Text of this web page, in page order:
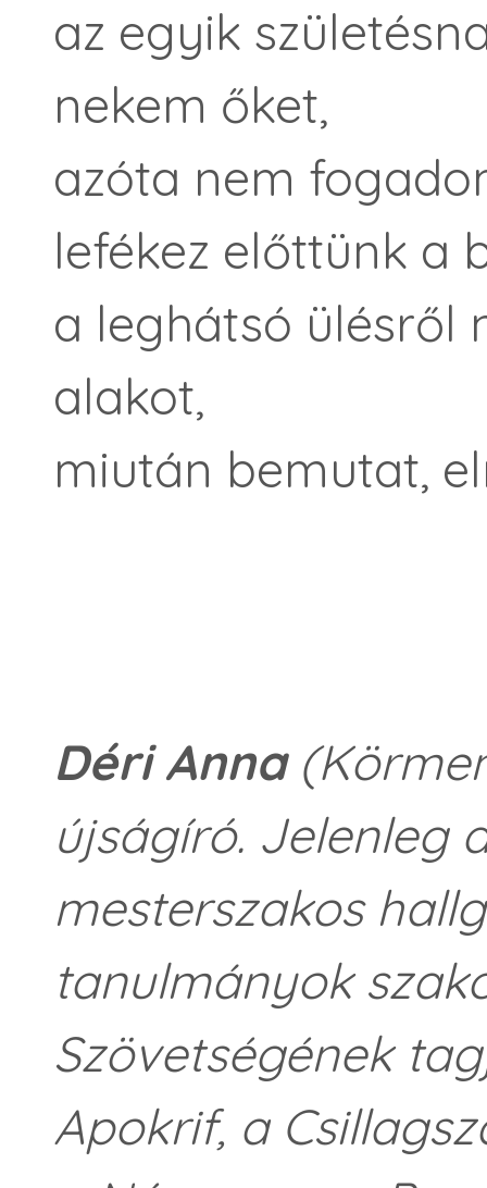
az egyik
nekem őket,
azóta nem
lefékez előttünk a
a leghátsó ülésről
alakot,
miután bemutat,
Déri Anna
újságíró. Jelenleg
mesterszakos
tanulmányok
Szövetségének
Apokrif, a